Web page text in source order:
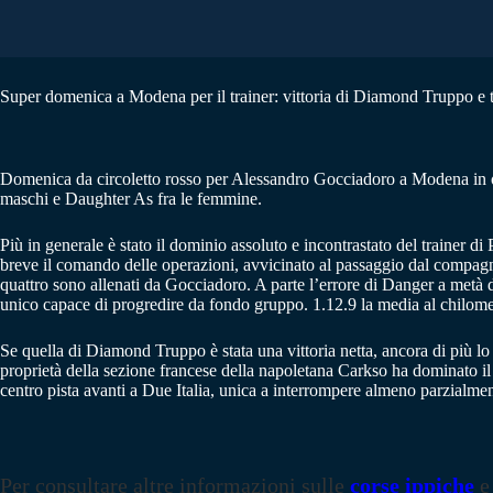
Super domenica a Modena per il trainer: vittoria di Diamond Truppo
Domenica da circoletto rosso per Alessandro Gocciadoro a Modena
maschi e Daughter As fra le femmine.
Più in generale è stato il dominio assoluto e incontrastato del trainer
breve il comando delle operazioni, avvicinato al passaggio dal
quattro sono allenati da Gocciadoro. A parte l’errore di Danger a
unico capace di progredire da fondo gruppo. 1.12.9 la media al
Se quella di Diamond Truppo è stata una vittoria netta, ancora di più
proprietà della sezione francese della napoletana Carkso ha
centro pista avanti a Due Italia, unica a interrompere almeno
Per consultare altre informazioni sulle corse ippiche